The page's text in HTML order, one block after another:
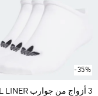
-35%
3 أزواج من جوارب TREFOIL LINER